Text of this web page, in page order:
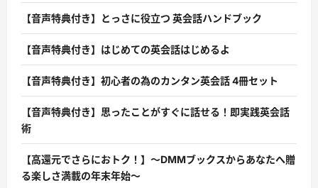
【音声特典付き】とっさに役立つ 英会話ハンドブック
【音声特典付き】はじめての英会話はじめるよ
【音声特典付き】初心者の為のカンタン英会話 4冊セット
【音声特典付き】思ったことがすぐに話せる！即実践英会話
術
【高還元でさらにおトク！】〜DMMブックスからあなたへ贈
る楽しさ満載の年末年始〜